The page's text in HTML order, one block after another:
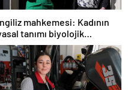
mahkemesi: Kadının
tanımı biyolojik
dayanır